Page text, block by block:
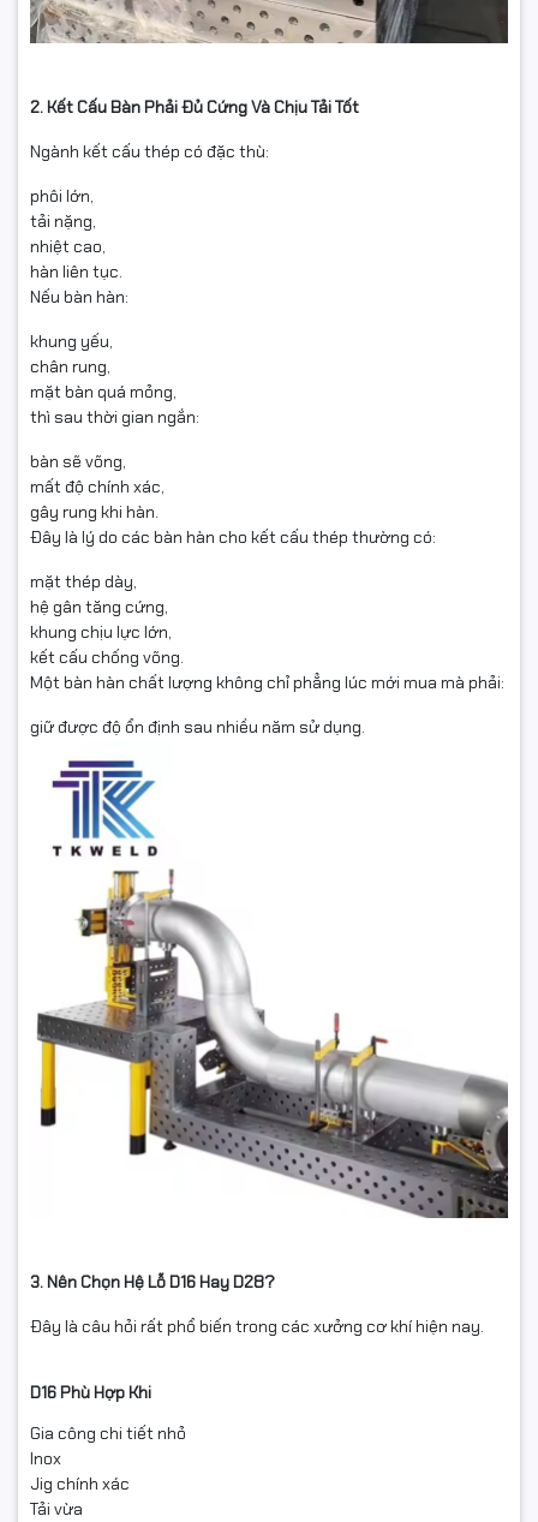
2. Kết Cấu Bàn Phải Đủ Cứng Và Chịu Tải Tốt
Ngành kết cấu thép có đặc thù:
phôi lớn,
tải nặng,
nhiệt cao,
hàn liên tục.
Nếu bàn hàn:
khung yếu,
chân rung,
mặt bàn quá mỏng,
thì sau thời gian ngắn:
bàn sẽ võng,
mất độ chính xác,
gây rung khi hàn.
Đây là lý do các bàn hàn cho kết cấu thép thường có:
mặt thép dày,
hệ gân tăng cứng,
khung chịu lực lớn,
kết cấu chống võng.
Một bàn hàn chất lượng không chỉ phẳng lúc mới mua mà phải:
giữ được độ ổn định sau nhiều năm sử dụng.
3. Nên Chọn Hệ Lỗ D16 Hay D28?
Đây là câu hỏi rất phổ biến trong các xưởng cơ khí hiện nay.
D16 Phù Hợp Khi
Gia công chi tiết nhỏ
Inox
Jig chính xác
Tải vừa